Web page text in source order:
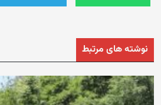
نوشته های مرتبط